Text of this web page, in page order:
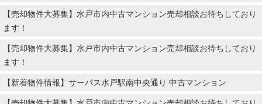
【売却物件大募集】水戸市内中古マンション売却相談お待ちしており
ます！
【売却物件大募集】水戸市内中古マンション売却相談お待ちしており
ます！
【新着物件情報】サーパス水戸駅南中央通り 中古マンション